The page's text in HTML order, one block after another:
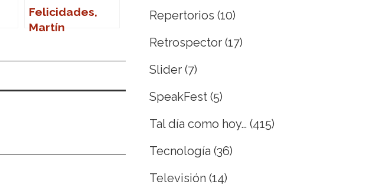
Felicidades,
Martín
Repertorios (10)
Retrospector (17)
Slider (7)
SpeakFest (5)
Tal día como hoy… (415)
Tecnología (36)
Televisión (14)